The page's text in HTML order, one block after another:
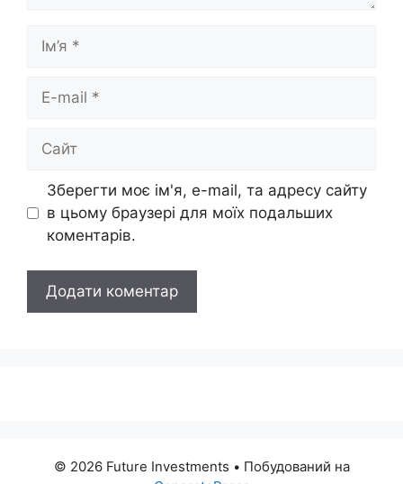
Ім’я
Сайт
Зберегти моє ім'я, e-mail, та адресу сайту
в цьому браузері для моїх подальших
коментарів.
© 2026 Future Investments • Побудований на